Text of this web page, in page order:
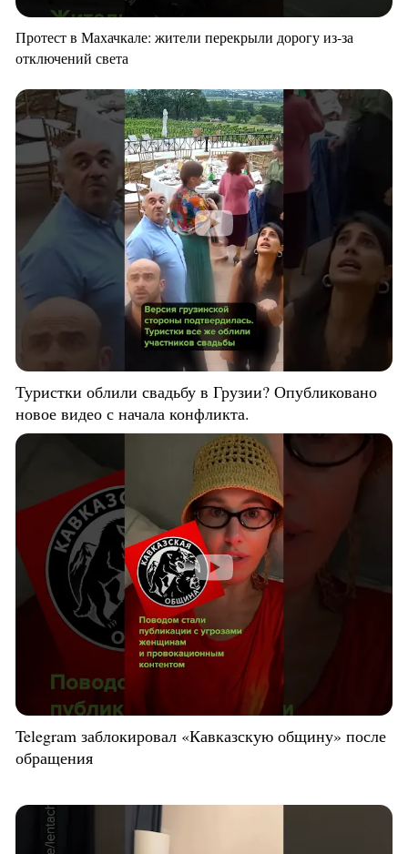
Протест в Махачкале: жители перекрыли дорогу из-за
отключений света
Туристки облили свадьбу в Грузии? Опубликовано
новое видео с начала конфликта.
Telegram заблокировал «Кавказскую общину» после
обращения